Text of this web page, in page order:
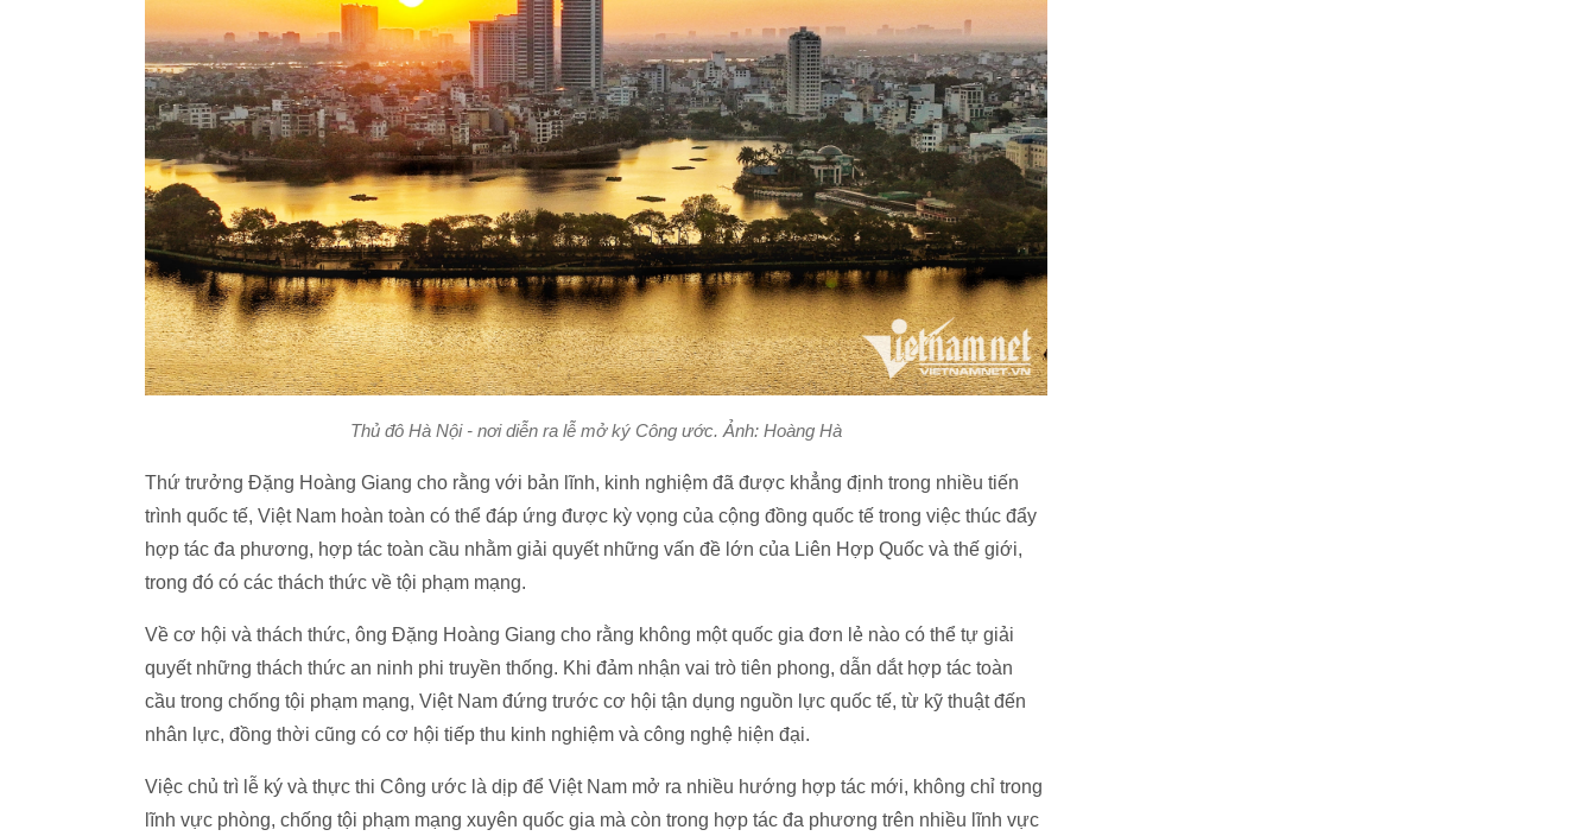
Thủ đô Hà Nội - nơi diễn ra lễ mở ký Công ước. Ảnh: Hoàng Hà
Thứ trưởng Đặng Hoàng Giang cho rằng với bản lĩnh, kinh nghiệm đã được khẳng định trong nhiều tiến
trình quốc tế, Việt Nam hoàn toàn có thể đáp ứng được kỳ vọng của cộng đồng quốc tế trong việc thúc đẩy
hợp tác đa phương, hợp tác toàn cầu nhằm giải quyết những vấn đề lớn của Liên Hợp Quốc và thế giới,
trong đó có các thách thức về tội phạm mạng.
Về cơ hội và thách thức, ông Đặng Hoàng Giang cho rằng không một quốc gia đơn lẻ nào có thể tự giải
quyết những thách thức an ninh phi truyền thống. Khi đảm nhận vai trò tiên phong, dẫn dắt hợp tác toàn
cầu trong chống tội phạm mạng, Việt Nam đứng trước cơ hội tận dụng nguồn lực quốc tế, từ kỹ thuật đến
nhân lực, đồng thời cũng có cơ hội tiếp thu kinh nghiệm và công nghệ hiện đại.
Việc chủ trì lễ ký và thực thi Công ước là dịp để Việt Nam mở ra nhiều hướng hợp tác mới, không chỉ trong
lĩnh vực phòng, chống tội phạm mạng xuyên quốc gia mà còn trong hợp tác đa phương trên nhiều lĩnh vực